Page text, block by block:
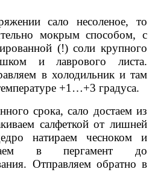
сало несоленое, то
мокрым способом, с
(!) соли крупного
и лаврового листа.
в холодильник и там
+1…+3 градуса.
срока, сало достаем из
салфеткой от лишней
натираем чесноком и
в пергамент до
Отправляем обратно в